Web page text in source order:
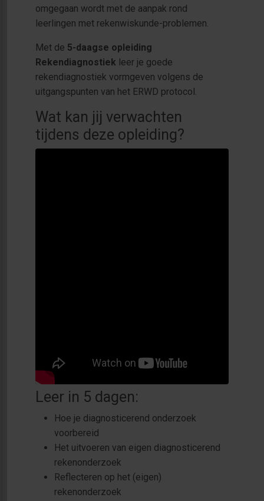
omgegaan wordt met de aanpak rond
leerlingen met rekenwiskunde-problemen.
Met de 5-daagse opleiding
Rekendiagnostiek leer je goede
rekendiagnostiek vormgeven volgens de
uitgangspunten van het ERWD protocol.
Wat kan jij verwachten
tijdens deze opleiding?
Leer in 5 dagen:
Hoe je diagnosticerend onderzoek
voorbereid
Het uitvoeren van eigen diagnosticerend
rekenonderzoek
Reflecteren op het (eigen)
rekenonderzoek